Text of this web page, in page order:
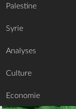
Palestine
Syrie
Analyses
Culture
Economie